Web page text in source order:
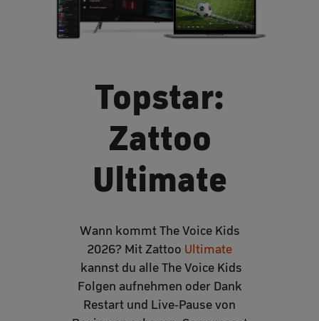
Topstar:
Zattoo
Ultimate
Wann kommt The Voice Kids
2026? Mit Zattoo Ultimate
kannst du alle The Voice Kids
Folgen aufnehmen oder Dank
Restart und Live-Pause von